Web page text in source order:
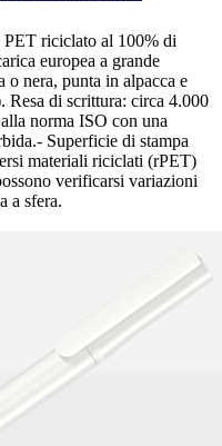
PET riciclato al 100% di
europea a grande
o nera, punta in alpacca e
Resa di scrittura: circa 4.000
norma ISO con una
Superficie di stampa
materiali riciclati (rPET)
verificarsi variazioni
a sfera.